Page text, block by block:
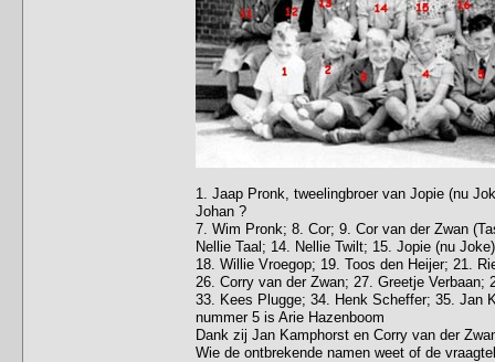
1. Jaap Pronk, tweelingbroer van Jopie (nu
Johan ?
7. Wim Pronk; 8. Cor; 9. Cor van der Zwan
Nellie Taal; 14. Nellie Twilt; 15. Jopie (nu
18. Willie Vroegop; 19. Toos den Heijer; 21.
26. Corry van der Zwan; 27. Greetje
33. Kees Plugge; 34. Henk Scheffer; 35. Jan
nummer 5 is Arie Hazenboom
Dank zij Jan Kamphorst en Corry van der
Wie de ontbrekende namen weet of de